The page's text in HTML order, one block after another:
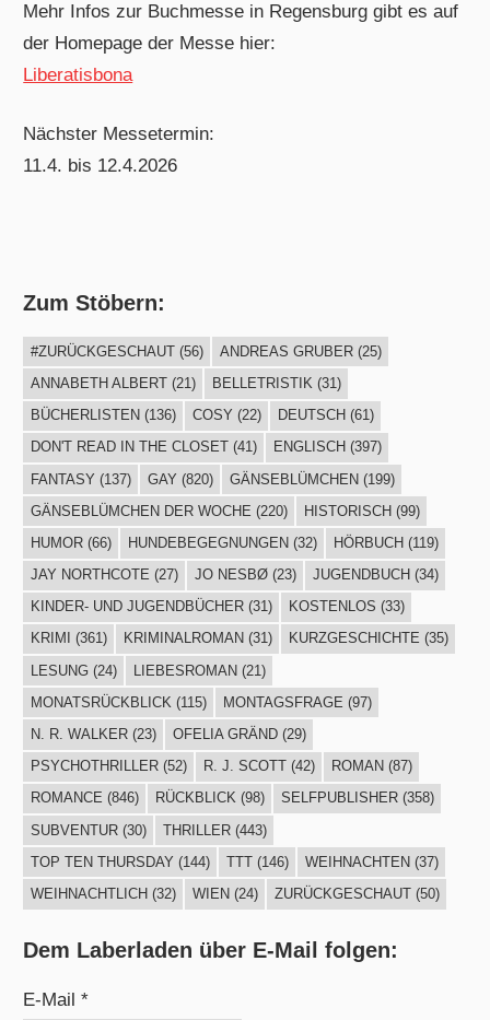
Mehr Infos zur Buchmesse in Regensburg gibt es auf
der Homepage der Messe hier:
Liberatisbona
Nächster Messetermin:
11.4. bis 12.4.2026
Zum Stöbern:
#ZURÜCKGESCHAUT(56) ANDREAS GRUBER(25)
ANNABETH ALBERT(21) BELLETRISTIK (31)
BÜCHERLISTEN (136) COSY (22) DEUTSCH (61)
DON'T READ IN THE CLOSET(41) ENGLISCH (397)
FANTASY (137) GAY (820) GÄNSEBLÜMCHEN(199)
GÄNSEBLÜMCHEN DER WOCHE (220) HISTORISCH(99)
HUMOR(66) HUNDEBEGEGNUNGEN (32) HÖRBUCH (119)
JAY NORTHCOTE (27) JO NESBØ(23) JUGENDBUCH (34)
KINDER- UND JUGENDBÜCHER(31) KOSTENLOS (33)
KRIMI
(361) KRIMINALROMAN (31) KURZGESCHICHTE (35)
LESUNG(24) LIEBESROMAN(21)
MONATSRÜCKBLICK (115) MONTAGSFRAGE (97)
N. R. WALKER(23) OFELIA GRÄND(29)
PSYCHOTHRILLER(52) R. J. SCOTT(42) ROMAN (87)
ROMANCE (846) RÜCKBLICK(98) SELFPUBLISHER(358)
SUBVENTUR(30) THRILLER(443)
TOP TEN THURSDAY (144) TTT(146) WEIHNACHTEN (37)
WEIHNACHTLICH (32) WIEN (24) ZURÜCKGESCHAUT(50)
Dem Laberladen über E-Mail folgen:
E-Mail *